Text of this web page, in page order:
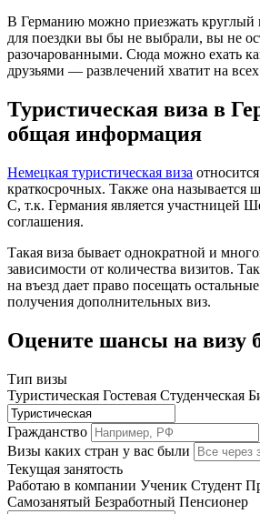
В Германию можно приезжать круглый
для поездки вы бы не выбрали, вы не
разочарованными. Сюда можно ехать
друзьями — развлечений хватит на
Туристическая виза в
общая информация
Немецкая туристическая виза
краткосрочных. Также она называется
C, т.к. Германия является участницей
соглашения.
Такая виза бывает однократной и
зависимости от количества визитов.
на въезд дает право посещать
получения дополнительных виз.
Оцените шансы на визу
Тип визы
Туристическая Гостевая Студенческая
Гражданство
Визы каких стран у вас были
Текущая занятость
Работаю в компании Ученик Студент
Самозанятый Безработный Пенсионер